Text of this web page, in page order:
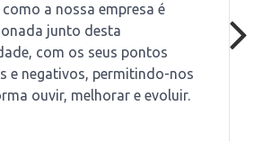
a nossa empresa é
junto desta
com os seus pontos
e negativos, permitindo-nos
ouvir, melhorar e evoluir.